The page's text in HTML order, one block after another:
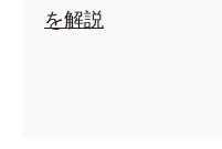
を解説